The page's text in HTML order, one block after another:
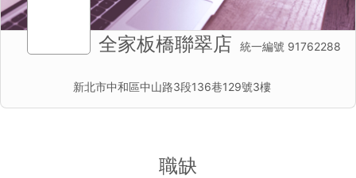
全家板橋聯翠店 統一編號 91762288
新北市中和區中山路3段136巷129號3樓
職缺